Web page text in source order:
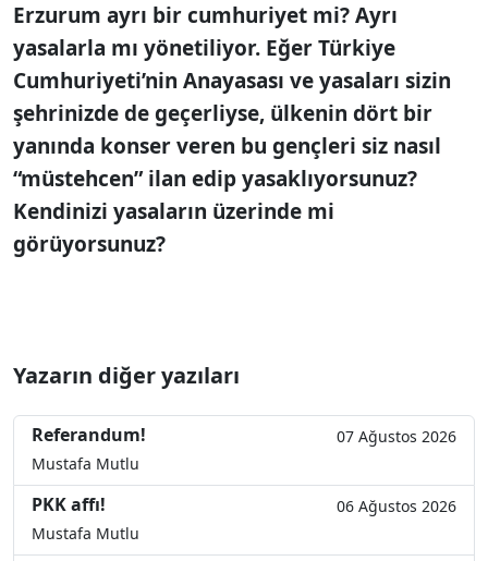
Erzurum ayrı bir cumhuriyet mi? Ayrı
yasalarla mı yönetiliyor. Eğer Türkiye
Cumhuriyeti’nin Anayasası ve yasaları sizin
şehrinizde de geçerliyse, ülkenin dört bir
yanında konser veren bu gençleri siz nasıl
“müstehcen” ilan edip yasaklıyorsunuz?
Kendinizi yasaların üzerinde mi
görüyorsunuz?
Yazarın diğer yazıları
Referandum!
07 Ağustos 2026
Mustafa Mutlu
PKK affı!
06 Ağustos 2026
Mustafa Mutlu